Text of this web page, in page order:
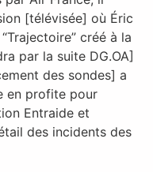
[télévisée] où Éric
créé à la
par la suite DG.OA]
des sondes] a
en profite pour
Entraide et
des incidents des